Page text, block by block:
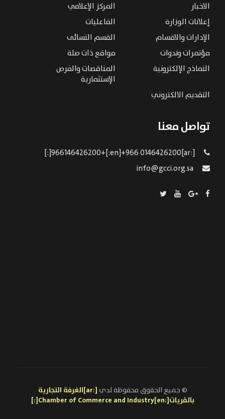
الاخبار
المركز الإعلامي
إعلانات الوزارة
الفاعليات
الإدارات والاقسام
القسم النسائى
مؤتمرات وندوات
مواقع ذات صلة
النماذج الإلكترونية
المناقصات والفرص
الإستثمارية
التقديم الالكتروني
تواصل معنا
[:ar]966146426200+[:en]+966 0146426200[:]
© جميع الحقوق محفوظة لدي
[:ar]الغرفة التجارية
بالقريات[:en]Chamber of Commerce and Industry[:]